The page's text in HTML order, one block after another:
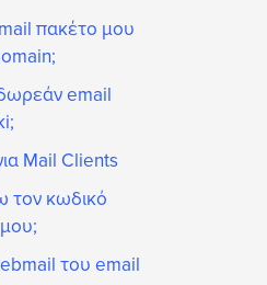
πακέτο μου
email
Mail Clients
τον κωδικό
του email